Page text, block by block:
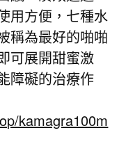
用方便，七種水
稱為最好的啪啪
可展開甜蜜激
障礙的治療作
kamagra100m